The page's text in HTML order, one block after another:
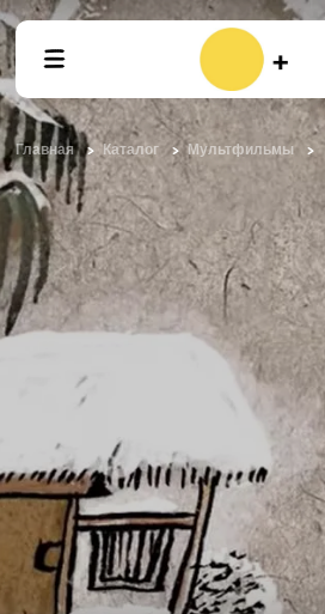
Главная Каталог Мультфильмы